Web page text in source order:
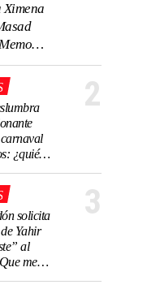
Gema
Casa
¿quién
2
solicita
Yahir
al
me
3